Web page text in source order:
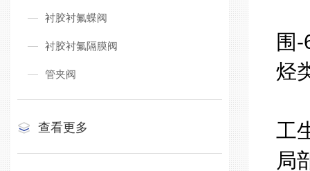
衬胶衬氟蝶阀
衬胶衬氟隔膜阀
管夹阀
查看更多
围
烃
工
局